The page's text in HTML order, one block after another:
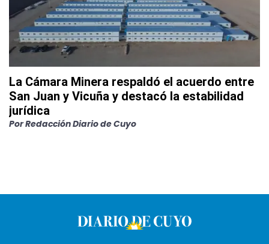
La Cámara Minera respaldó el acuerdo entre
San Juan y Vicuña y destacó la estabilidad
jurídica
PorRedacción Diario de Cuyo